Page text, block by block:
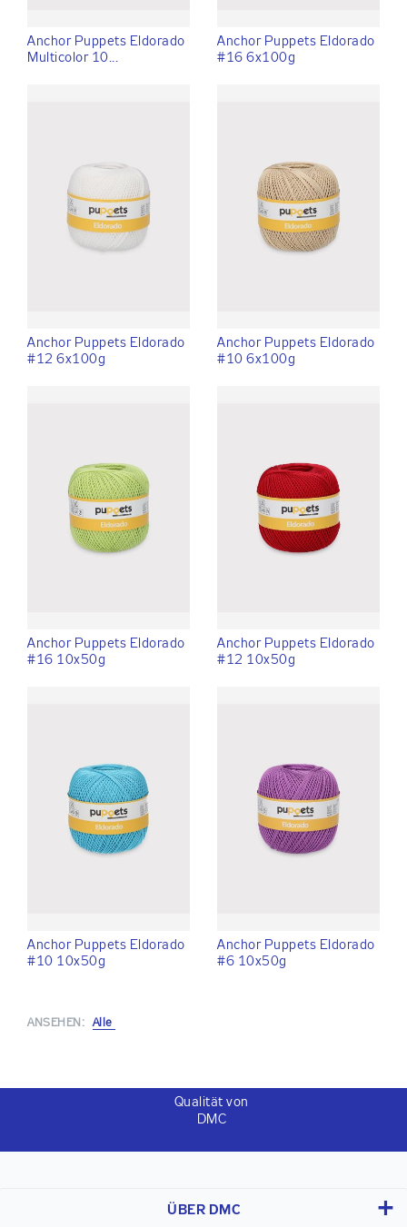
Anchor Puppets Eldorado
Multicolor 10...
Anchor Puppets Eldorado
#16 6x100g
Anchor Puppets Eldorado
#12 6x100g
Anchor Puppets Eldorado
#10 6x100g
Anchor Puppets Eldorado
#16 10x50g
Anchor Puppets Eldorado
#12 10x50g
Anchor Puppets Eldorado
#10 10x50g
Anchor Puppets Eldorado
#6 10x50g
ANSEHEN: Alle
Qualität von
DMC
ÜBER DMC